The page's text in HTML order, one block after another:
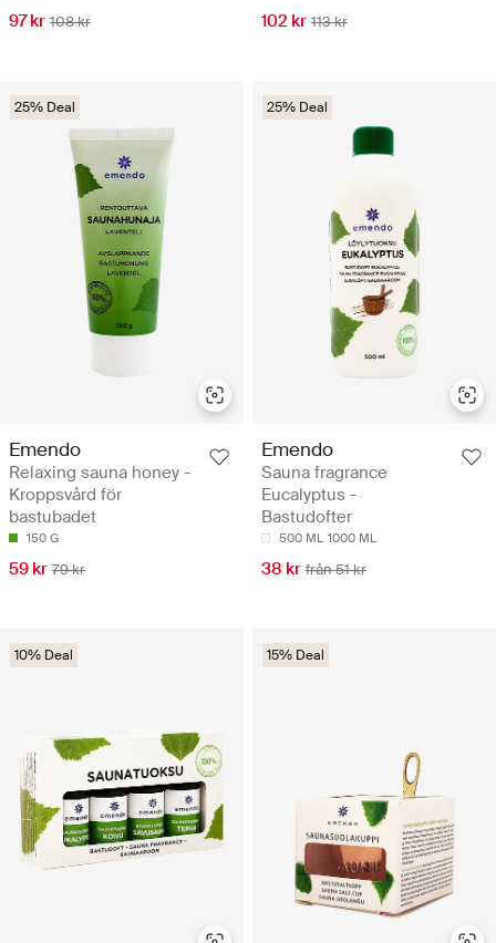
97 kr 108 kr 102 kr 113 kr
25% Deal
Emendo
Relaxing sauna honey -
Kroppsvård för
bastubadet
150 G
59 kr 79 kr
25% Deal
Emendo
Sauna fragrance
Eucalyptus -
Bastudofter
500 ML 1000 ML
38 kr från 51 kr
10% Deal 15% Deal